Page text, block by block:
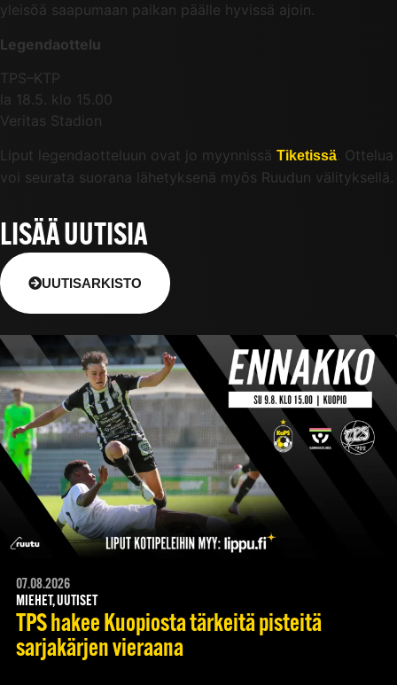
yleisöä saapumaan paikan päälle hyvissä ajoin.
Legendaottelu
TPS–KTP
la 18.5. klo 15.00
Veritas Stadion
Liput legendaotteluun ovat jo myynnissä Tiketissä. Ottelua
voi seurata suorana lähetyksenä myös Ruudun välityksellä.
LISÄÄ UUTISIA
UUTISARKISTO
07.08.2026
MIEHET, UUTISET
TPS hakee Kuopiosta tärkeitä pisteitä
sarjakärjen vieraana